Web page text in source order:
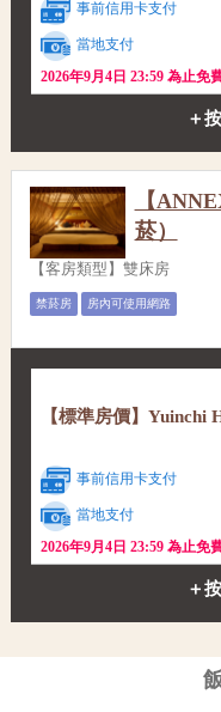
事前信用卡支付
當地支付
2026年9月4日 23:59 為止免
＋
【
菸）
【客房類型】雙床房
禁菸房 房內可使用網路
【標準房價】
事前信用卡支付
當地支付
2026年9月4日 23:59 為止免
＋